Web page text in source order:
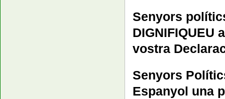
Senyors
DIGNIFIQUEU
vostra
Senyors
Espanyol una